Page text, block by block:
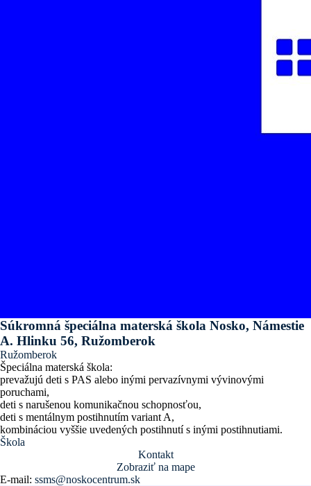
Súkromná špeciálna materská škola Nosko, Námestie
A. Hlinku 56, Ružomberok
Ružomberok
Špeciálna materská škola:
prevažujú deti s PAS alebo inými pervazívnymi vývinovými
poruchami,
deti s narušenou komunikačnou schopnosťou,
deti s mentálnym postihnutím variant A,
kombináciou vyššie uvedených postihnutí s inými postihnutiami.
Škola
Kontakt
Zobraziť na mape
E-mail: ssms@noskocentrum.sk